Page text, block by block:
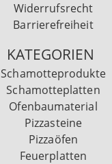
Widerrufsrecht
Barrierefreiheit
KATEGORIEN
Schamotteprodukte
Schamotteplatten
Ofenbaumaterial
Pizzasteine
Pizzaöfen
Feuerplatten